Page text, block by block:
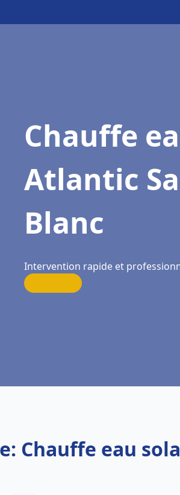
Chauffe
Atlantic
Blanc
Intervention rapide et
Chauffe eau